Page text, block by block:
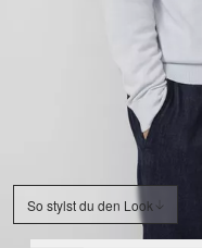
So stylst du den Look